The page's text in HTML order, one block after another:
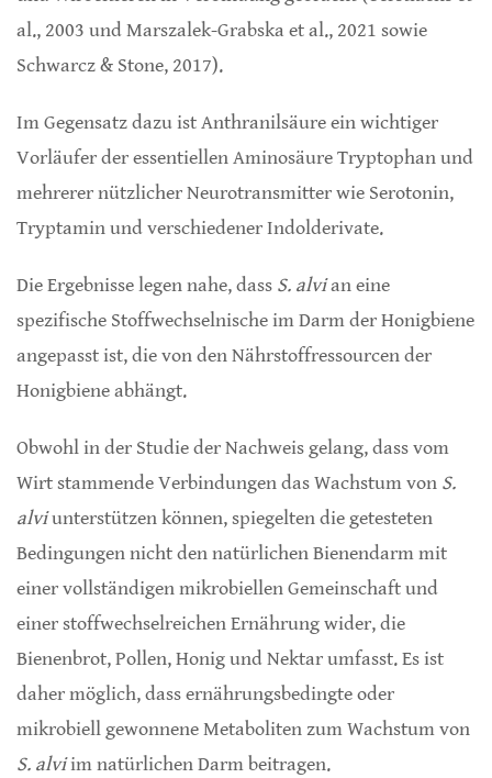
al., 2003 und Marszalek-Grabska et al., 2021 sowie
Schwarcz & Stone, 2017).
Im Gegensatz dazu ist Anthranilsäure ein wichtiger
Vorläufer der essentiellen Aminosäure Tryptophan und
mehrerer nützlicher Neurotransmitter wie Serotonin,
Tryptamin und verschiedener Indolderivate.
Die Ergebnisse legen nahe, dass S. alvian eine
spezifische Stoffwechselnische im Darm der Honigbiene
angepasst ist, die von den Nährstoffressourcen der
Honigbiene abhängt.
Obwohl in der Studie der Nachweis gelang, dass vom
Wirt stammende Verbindungen das Wachstum von S.
alviunterstützen können, spiegelten die getesteten
Bedingungen nicht den natürlichen Bienendarm mit
einer vollständigen mikrobiellen Gemeinschaft und
einer stoffwechselreichen Ernährung wider, die
Bienenbrot, Pollen, Honig und Nektar umfasst. Es ist
daher möglich, dass ernährungsbedingte oder
mikrobiell gewonnene Metaboliten zum Wachstum von
S. alviim natürlichen Darm beitragen.